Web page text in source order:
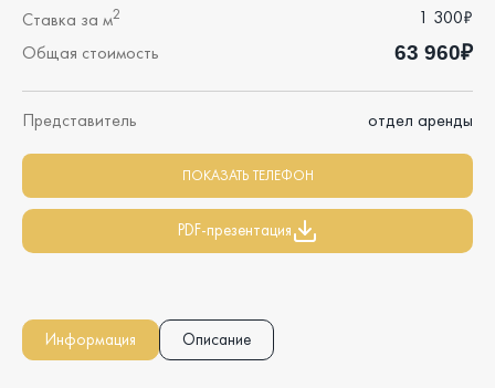
Ставка за м2
1 300₽
Общая стоимость
63 960₽
Представитель отдел аренды
ПОКАЗАТЬ ТЕЛЕФОН
PDF-презентация
Информация Описание